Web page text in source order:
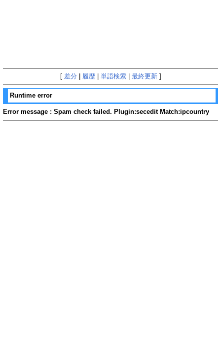
[ 差分 履歴| 単語検索| 最終更新]
Runtime error
Error message : Spam check failed. Plugin:secedit Match:ipcountry